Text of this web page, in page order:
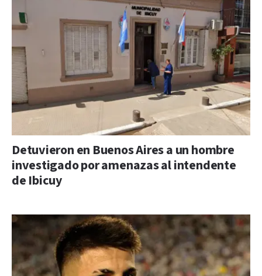
Detuvieron en Buenos Aires a un hombre
investigado por amenazas al intendente
de Ibicuy